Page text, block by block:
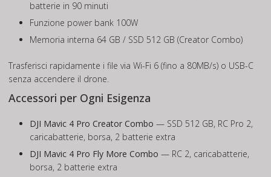
batterie in 90 minuti
Funzione power bank 100W
Memoria interna 64 GB / SSD 512 GB (Creator Combo)
Trasferisci rapidamente i file via Wi-Fi 6 (fino a 80MB/s) o USB-C
senza accendere il drone.
Accessori per Ogni Esigenza
DJI Mavic 4 Pro Creator Combo — SSD 512 GB, RC Pro 2,
caricabatterie, borsa, 2 batterie extra
DJI Mavic 4 Pro Fly More Combo — RC 2, caricabatterie,
borsa, 2 batterie extra